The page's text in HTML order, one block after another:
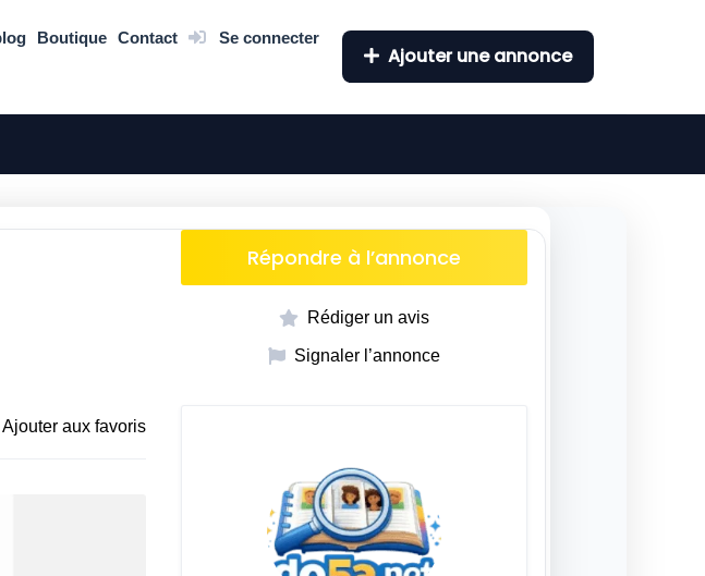
Boutique Contact Se connecter
Ajouter une annonce
Ajouter aux favoris
Répondre à l’annonce
Rédiger un avis
Signaler l’annonce